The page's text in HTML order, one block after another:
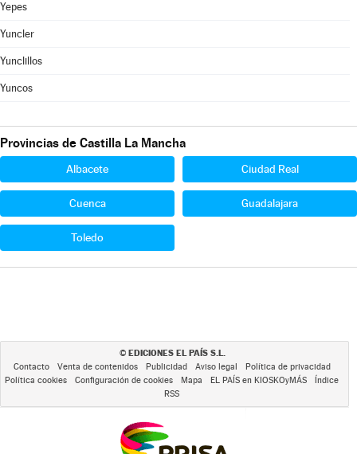
Yepes
Yuncler
Yunclillos
Yuncos
Provincias de Castilla La Mancha
Albacete Ciudad Real
Cuenca Guadalajara
Toledo
© EDICIONES EL PAÍS S.L.
Contacto Venta de contenidos Publicidad Aviso legal
Política de privacidad
Política cookies
Configuración de cookies Mapa EL PAÍS en KIOSKOyMÁS
Índice
RSS